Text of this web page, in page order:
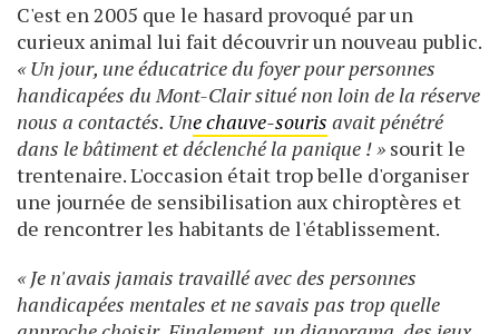
C'est en 2005 que le hasard provoqué par un
curieux animal lui fait découvrir un nouveau public.
« Un jour, une éducatrice du foyer pour personnes
handicapées du Mont-Clair situé non loin de la réserve
nous a contactés. Une chauve-souris avait pénétré
dans le bâtiment et déclenché la panique ! » sourit le
trentenaire. L'occasion était trop belle d'organiser
une journée de sensibilisation aux chiroptères et
de rencontrer les habitants de l'établissement.
« Je n'avais jamais travaillé avec des personnes
handicapées mentales et ne savais pas trop quelle